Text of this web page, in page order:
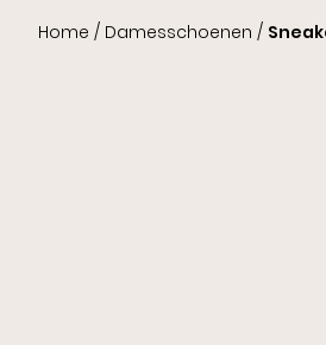
Home / Damesschoenen /